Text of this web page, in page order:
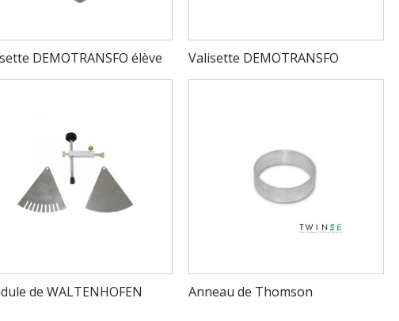
DEMOTRANSFO élève Valisette DEMOTRANSFO
de WALTENHOFEN Anneau de Thomson